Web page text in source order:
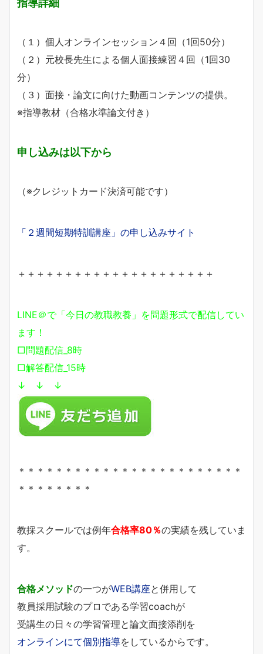
（１）個人オンラインセッション４回（1回50分）
（２）元校長先生による個人面接練習４回（1回30
分）
（３）面接・論文に向けた動画コンテンツの提供。
※指導教材（合格水準論文付き）
申し込みは以下から
（※クレジットカード決済可能です）
「２週間短期特訓講座」の申し込みサイト
＋＋＋＋＋＋＋＋＋＋＋＋＋＋＋＋＋＋＋＋＋
LINE＠で「今日の教職教養」を問題形式で配信してい
ます！
□問題配信_8時
□解答配信_15時
↓ ↓ ↓
＊＊＊＊＊＊＊＊＊＊＊＊＊＊＊＊＊＊＊＊＊＊＊＊
＊＊＊＊＊＊＊＊
教採スクールでは例年合格率80％の実績を残していま
す。
合格メソッドの一つがWEB講座と併用して
教員採用試験のプロである学習coachが
受講生の日々の学習管理と論文面接添削を
オンラインにて個別指導をしているからです。